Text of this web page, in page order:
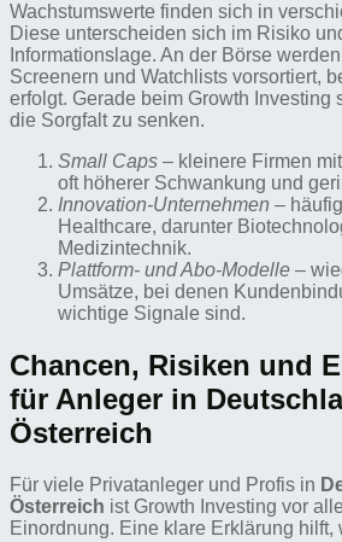
Wachstumswerte finden sich in
Diese unterscheiden sich im Risiko
Informationslage. An der Börse
Screenern und Watchlists vorsortiert,
erfolgt. Gerade beim Growth Investing
die Sorgfalt zu senken.
Small Caps – kleinere Firmen
oft höherer Schwankung und
Innovation-Unternehmen –
Healthcare, darunter
Medizintechnik.
Plattform- und Abo-Modelle –
Umsätze, bei denen
wichtige Signale sind.
Chancen, Risiken und
für Anleger in
Österreich
Für viele Privatanleger und Profis in
Österreich ist Growth Investing vor
Einordnung. Eine klare Erklärung hilft,